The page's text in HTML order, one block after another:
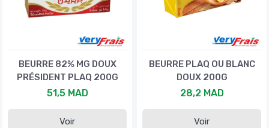
BEURRE 82% MG DOUX
PRÉSIDENT PLAQ 200G
51,5 MAD
Voir
BEURRE PLAQ OU BLANC
DOUX 200G
28,2 MAD
Voir